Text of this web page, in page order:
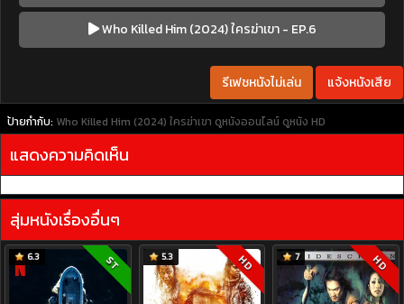
Who Killed Him (2024) ใครฆ่าเขา - EP.6
รีเฟชหนังไม่เล่น แจ้งหนังเสีย
ป้ายกำกับ: Who Killed Him (2024) ใครฆ่าเขา ดูหนังออนไลน์ ดูหนัง HD
แสดงความคิดเห็น
สุ่มหนังเรื่องอื่นๆ
6.3 ST 5.3 HD 7 HD